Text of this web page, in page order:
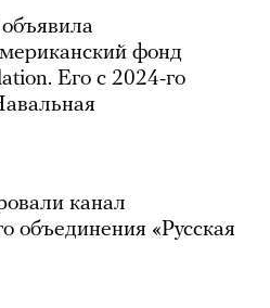
фонд
Его с 2024-го
канал
объединения «Русская